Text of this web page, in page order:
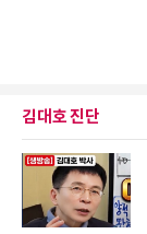
김대호 진단